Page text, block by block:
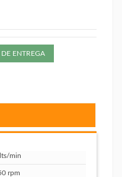
ENTREGA
min
rpm